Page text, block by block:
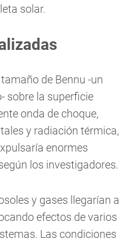
solar.
de Bennu -un
sobre la superficie
onda de choque,
y radiación térmica,
enormes
los investigadores.
y gases llegarían a
efectos de varios
Las condiciones